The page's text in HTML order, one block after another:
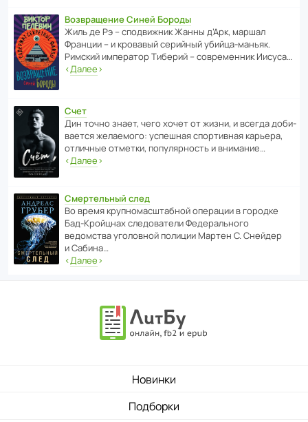
Возвращение Синей Бороды
Жиль де Рэ – спод­ви­жник Жанны д’Арк, маршал
Франции – и кровавый серийный убийца-маньяк.
Римский импе­ратор Тиберий – совре­менник Иисуса…
‹Далее›
Счет
Дин точно знает, чего хочет от жизни, и всегда доби­
ва­ется жела­е­мого: успе­шная спор­ти­вная карьера,
отли­чные отметки, попу­ля­р­ность и внимание…
‹Далее›
Смертельный след
Во время круп­но­мас­ш­та­бной операции в городке
Бад‑Крой­цнах следо­ва­тели Феде­раль­ного
ведомства уголо­вной полиции Мартен С. Снейдер
и Сабина…
‹Далее›
Новинки
Подборки